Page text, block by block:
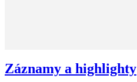
Záznamy a highlighty